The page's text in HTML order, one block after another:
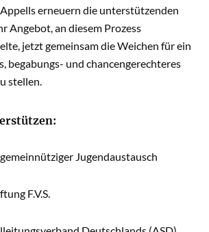
erneuern die unterstützenden
Angebot, an diesem Prozess
jetzt gemeinsam die Weichen für ein
begabungs- und chancengerechteres
stellen.
Jugendaustausch
F.V.S.